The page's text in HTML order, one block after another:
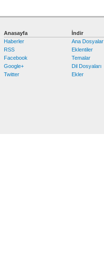
Anasayfa
Haberler
RSS
Facebook
Google+
Twitter
İndir
Ana Dosyalar
Eklentiler
Temalar
Dil Dosyaları
Ekler